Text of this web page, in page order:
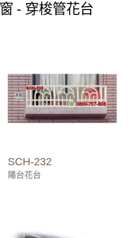
- 穿梭管花台
SCH-232
陽台花台